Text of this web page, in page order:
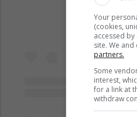
Your
(cookies,
accessed
site. We
partners.
Some
interest,
for a link at
withdraw